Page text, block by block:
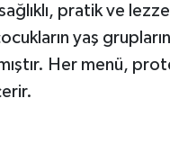
pratik ve
yaş
Her menü,